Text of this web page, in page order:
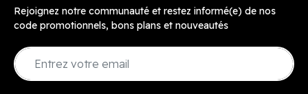
Rejoignez notre communauté et restez informé(e) de nos
code promotionnels, bons plans et nouveautés